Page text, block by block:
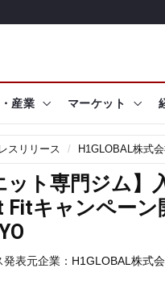
産業 マーケット
スリリース H1GLOBAL株式
ット専門ジム】
Fitキャンペー
表元企業： H1GLOBAL株式